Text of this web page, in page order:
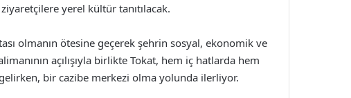
yerel kültür tanıtılacak.
olmanın ötesine geçerek şehrin sosyal, ekonomik ve
açılışıyla birlikte Tokat, hem iç hatlarda hem
bir cazibe merkezi olma yolunda ilerliyor.